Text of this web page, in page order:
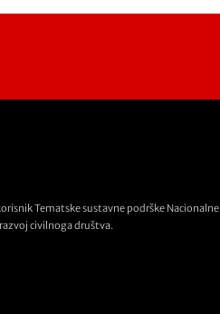
Tematske sustavne podrške Nacionalne
civilnoga društva.